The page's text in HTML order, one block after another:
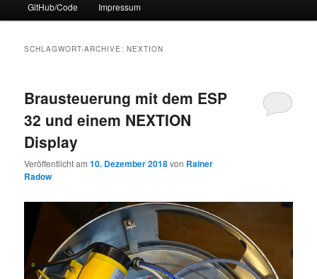
GitHub/Code Impressum
SCHLAGWORT-ARCHIVE:NEXTION
Brausteuerung mit dem ESP
32 und einem NEXTION
Display
Veröffentlicht am10. Dezember 2018von Rainer
Radow